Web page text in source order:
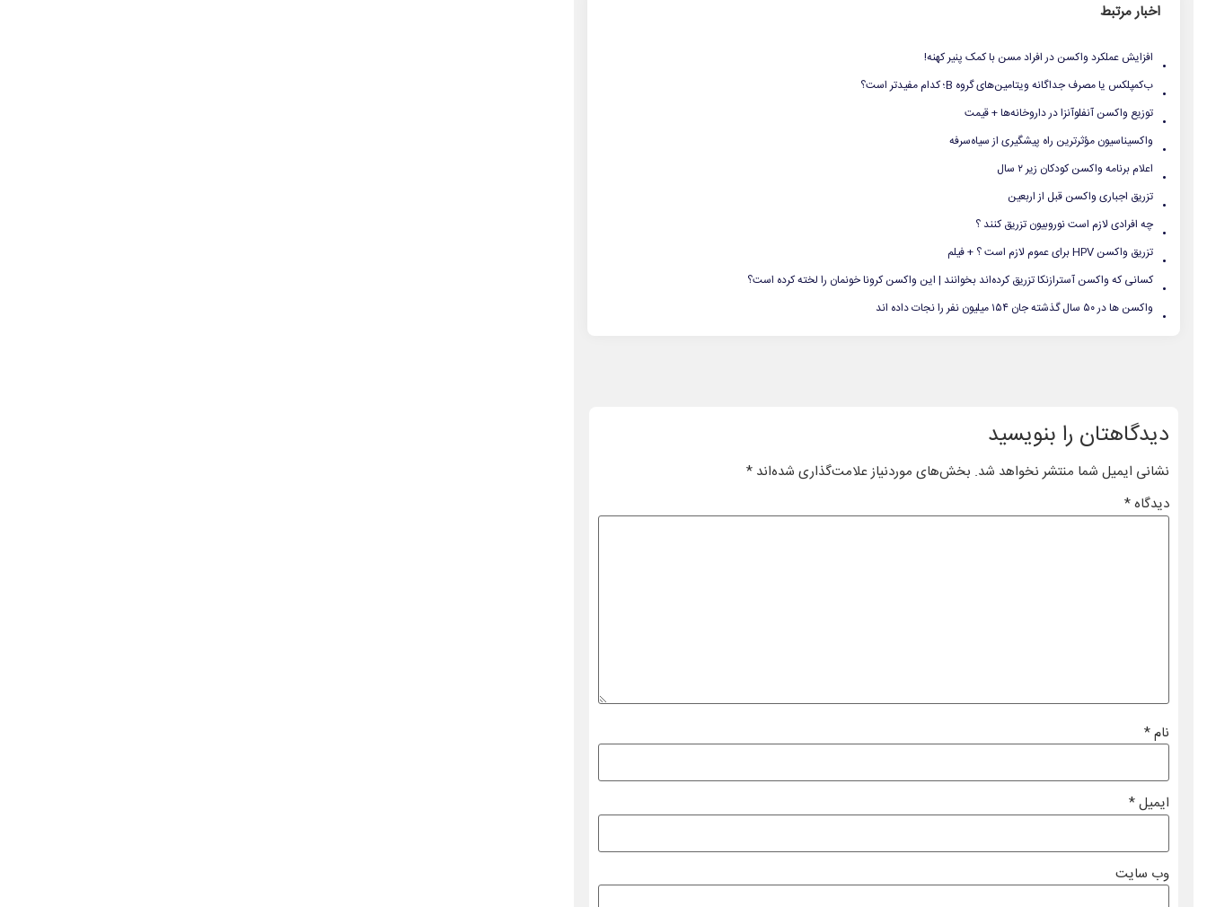
اخبار مرتبط
. افزایش عملکرد واکسن‌ در افراد مسن‌ با کمک پنیر کهنه!
. ب‌کمپلکس یا مصرف جداگانه ویتامین‌های گروه B؛ کدام مفیدتر است؟
. توزیع واکسن‌ آنفلوآنزا در داروخانه‌ها + قیمت
. واکسیناسیون مؤثرترین راه پیشگیری از سیاه‌سرفه
. اعلام برنامه واکسن کودکان زیر ۲ سال
. تزریق اجباری واکسن قبل از اربعین
. چه افرادی لازم است نوروبیون تزریق کنند ؟
. تزریق واکسن HPV برای عموم لازم است ؟ + فیلم
. کسانی که واکسن آسترازنکا تزریق کرده‌اند بخوانند | این واکسن کرونا خونمان را لخته کرده است؟
. واکسن ها در ۵۰ سال گذشته جان ۱۵۴ میلیون نفر را نجات داده اند
دیدگاهتان را بنویسید
نشانی ایمیل شما منتشر نخواهد شد. بخش‌های موردنیاز علامت‌گذاری شده‌اند*
دیدگاه*
نام*
ایمیل*
وب‌ سایت